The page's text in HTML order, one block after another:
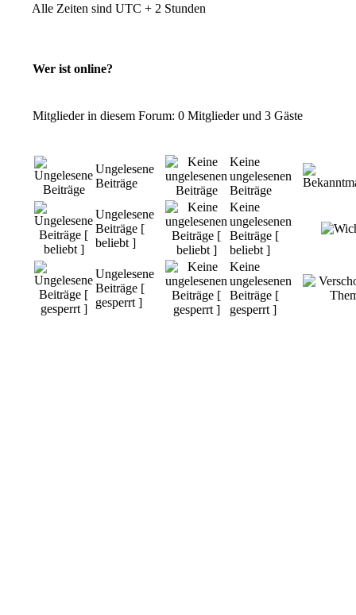
Alle Zeiten sind UTC + 2 Stunden
Wer ist online?
Mitglieder in diesem Forum: 0 Mitglieder und 3 Gäste
Ungelesene
Beiträge
Keine
ungelesenen
Beiträge
Ungelesene
Beiträge [
beliebt ]
Keine
ungelesenen
Beiträge [
beliebt ]
Ungelesene
Beiträge [
gesperrt ]
Keine
ungelesenen
Beiträge [
gesperrt ]